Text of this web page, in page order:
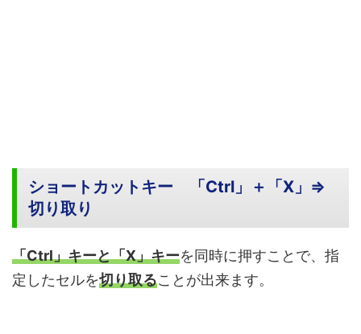
ショートカットキー 「Ctrl」＋「X」⇒
切り取り
「Ctrl」キーと「X」キーを同時に押すことで、指
定したセルを切り取ることが出来ます。